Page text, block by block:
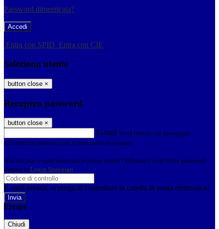
Password dimenticata?
-
Entra con SPID Entra con CIE
Seleziona utente
button close ×
Recupero password
button close ×
E-mail Verrà inviato un messaggio
all'indirizzo indicato con le istruzioni necessarie.
Non hai una e-mail associata al nome utente? Effettua il reset della password
tramite la Login Spaggiari
E-mail inviata, si prega di controllare la casella di posta elettronica!
Errore
Chiudi